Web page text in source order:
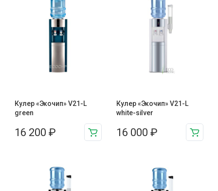
Кулер «Экочип» V21-L
green
16 200 ₽
Кулер «Экочип» V21-L
white-silver
16 000 ₽